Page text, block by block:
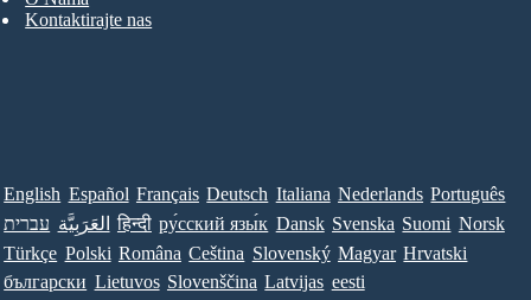
Kontaktirajte nas
English Español Français Deutsch Italiana Nederlands Português
עברית العَرَبِيَّة हिन्दी ру́сский язы́к Dansk Svenska Suomi Norsk
Türkçe Polski Româna Ceština Slovenský Magyar Hrvatski
български Lietuvos Slovenščina Latvijas eesti